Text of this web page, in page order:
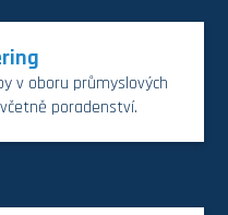
v oboru průmyslových
poradenství.